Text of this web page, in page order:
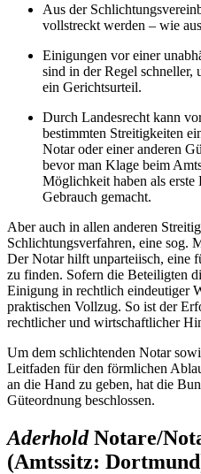
Aus der
vollstreckt werden – wie
Einigungen vor einer
sind in der Regel schneller,
ein Gerichtsurteil.
Durch Landesrecht kann
bestimmten Streitigkeiten
Notar oder einer anderen
bevor man Klage beim
Möglichkeit haben als
Gebrauch gemacht.
Aber auch in allen anderen
Schlichtungsverfahren, eine sog.
Der Notar hilft unparteiisch, eine
zu finden. Sofern die Beteiligten
Einigung in rechtlich eindeutiger
praktischen Vollzug. So ist der
rechtlicher und wirtschaftlicher
Um dem schlichtenden Notar
Leitfaden für den förmlichen
an die Hand zu geben, hat die
Güteordnung beschlossen.
AderholdNotare/
(Amtssitz: